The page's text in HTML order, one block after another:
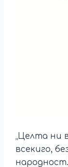
„Целта ни
всекиго,